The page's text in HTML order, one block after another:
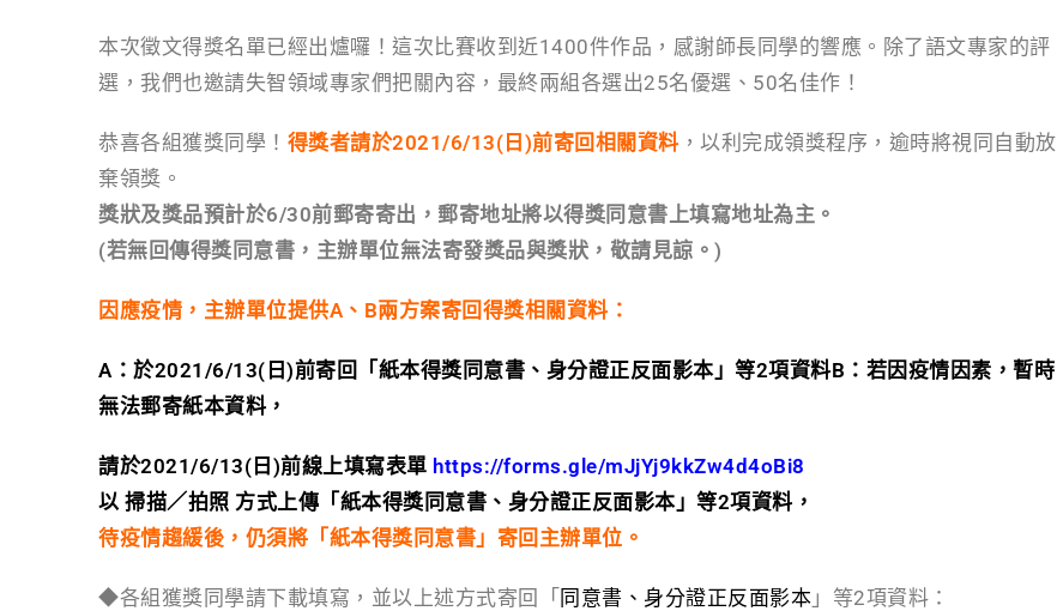
b
o
k
t
e
L
i
t
本次徵文得獎名單已經出爐囉！這次比賽收到近1400件作品，感謝師長同學的響應。除了語文專家的評
選，我們也邀請失智領域專家們把關內容，最終兩組各選出25名優選、50名佳作！
恭喜各組獲獎同學！ 得獎者請於2021/6/13(日)前寄回相關資料 ，以利完成領獎程序，逾時將視同自動放
棄領獎。
獎狀及獎品預計於6/30前郵寄寄出，郵寄地址將以得獎同意書上填寫地址為主。
(若無回傳得獎同意書，主辦單位無法寄發獎品與獎狀，敬請見諒。)
因應疫情，主辦單位提供A、B兩方案寄回得獎相關資料：
A： 於2021/6/13(日)前寄回「紙本得獎同意書、身分證正反面影本」等2項資料B： 若因疫情因素，暫時
無法郵寄紙本資料，
請於2021/6/13(日)前線上填寫表單 https://forms.gle/mJjYj9kkZw4d4oBi8
以 掃描／拍照 方式上傳「紙本得獎同意書、身分證正反面影本」等2項資料，
待疫情趨緩後，仍須將「紙本得獎同意書」寄回主辦單位。
◆各組獲獎同學請下載填寫，並以上述方式寄回「同意書、身分證正反面影本 」等2項資料：